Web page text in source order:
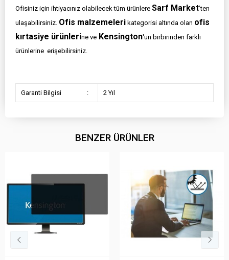
Ofisiniz için ihtiyacınız olabilecek tüm ürünlere Sarf Market’ten
ulaşabilirsiniz. Ofis malzemeleri kategorisi altında olan ofis
kırtasiye ürünlerine ve Kensington'un birbirinden farklı
ürünlerine erişebilirsiniz.
Garanti Bilgisi : 2 Yıl
BENZER ÜRÜNLER